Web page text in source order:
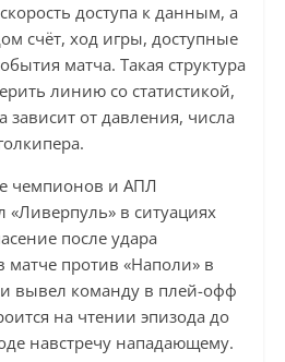
доступа к данным, а
счёт, ход игры, доступные
матча. Такая структура
линию со статистикой,
зависит от давления, числа
чемпионов и АПЛ
«Ливерпуль» в ситуациях
после удара
против «Наполи» в
вывел команду в плей-офф
на чтении эпизода до
навстречу нападающему.